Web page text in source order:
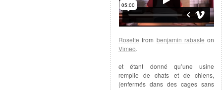
Rosette from benjamin rabaste on
Vimeo.
et étant donné qu’une usine
remplie de chats et de chiens,
(enfermés dans des cages sans